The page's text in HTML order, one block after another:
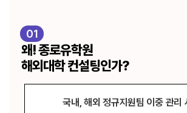
01
왜! 종로유학원
해외대학 컨설팅인가?
국내, 해외 정규지원팀 이중 관리